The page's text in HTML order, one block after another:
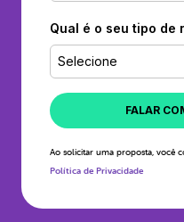
Qual é o seu tipo de
Selecione
FALAR
Ao solicitar uma proposta, você
Política de Privacidade